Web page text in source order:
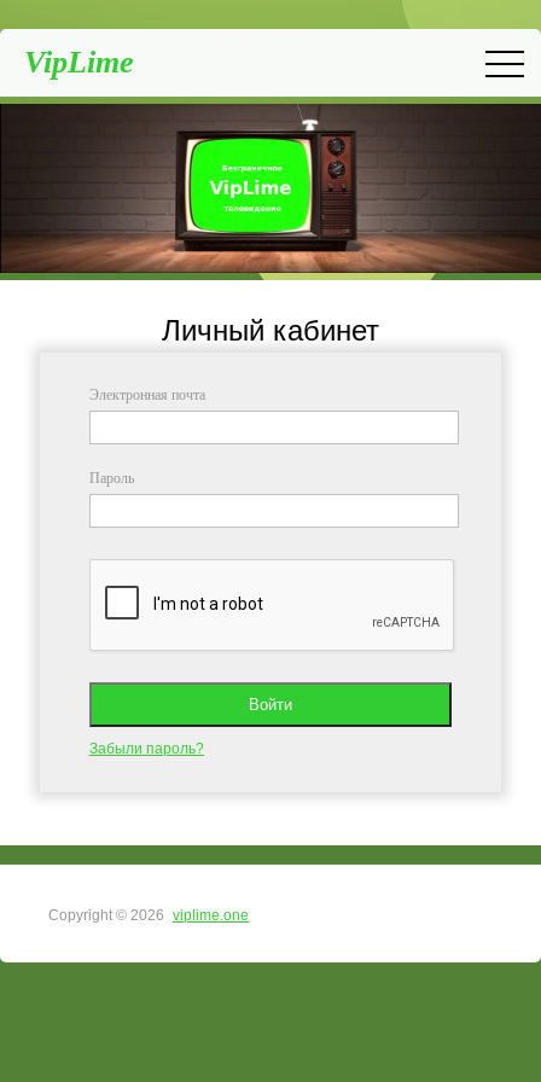
VipLime
Личный кабинет
Электронная почта
Пароль
Забыли пароль?
Copyright © 2026 viplime.one